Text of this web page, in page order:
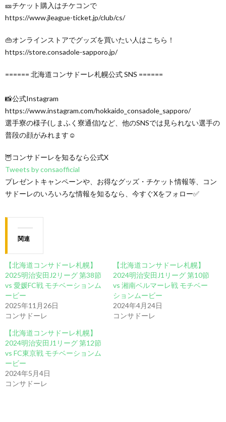
🎫チケット購入はチケコンで
https://www.jleague-ticket.jp/club/cs/
👜オンラインストアでグッズを買いたい人はこちら！
https://store.consadole-sapporo.jp/
====== 北海道コンサドーレ札幌公式 SNS ======
📸公式Instagram
https://www.instagram.com/hokkaido_consadole_sapporo/
選手寮の様子(しまふく寮通信)など、他のSNSでは見られない選手の
普段の顔がみれます☺
🦉コンサドーレを知るなら公式X
Tweets by consaofficial
プレゼントキャンペーンや、お得なグッズ・チケット情報等、コン
サドーレのいろいろな情報を知るなら、今すぐXをフォロー✅
関連
【北海道コンサドーレ札幌】
2025明治安田J2リーグ 第38節
vs 愛媛FC戦 モチベーションム
ービー
2025年11月26日
コンサドーレ
【北海道コンサドーレ札幌】
2024明治安田J1リーグ 第10節
vs 湘南ベルマーレ戦 モチベー
ションムービー
2024年4月24日
コンサドーレ
【北海道コンサドーレ札幌】
2024明治安田J1リーグ 第12節
vs FC東京戦 モチベーションム
ービー
2024年5月4日
コンサドーレ